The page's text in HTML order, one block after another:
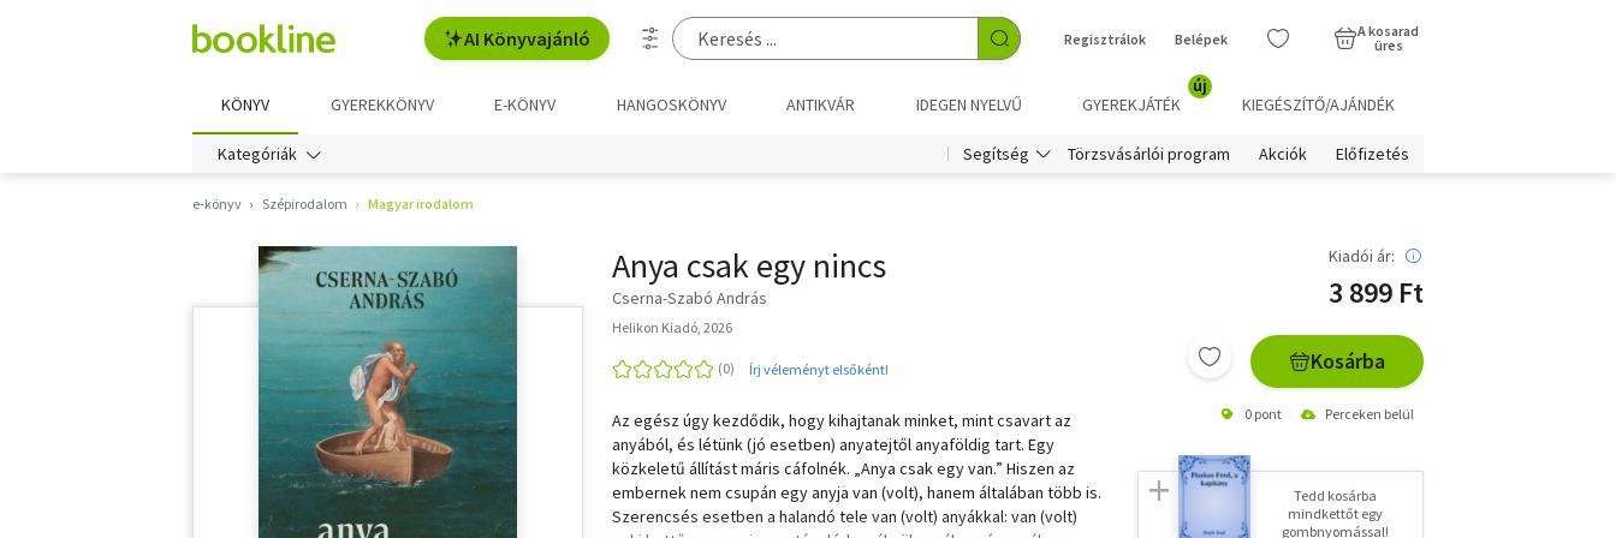
AI Könyvajánló Regisztrálok Belépek
A kosarad
üres
KÖNYV GYEREKKÖNYV E-KÖNYV HANGOSKÖNYV ANTIKVÁR IDEGEN NYELVŰ GYEREKJÁTÉK
új
KIEGÉSZÍTŐ/AJÁNDÉK
Kategóriák Segítség Törzsvásárlói program Akciók Előfizetés
e-könyv Szépirodalom Magyar irodalom
Anya csak egy nincs
Cserna-Szabó András
Helikon Kiadó, 2026
Írj véleményt elsőként!
Az egész úgy kezdődik, hogy kihajtanak minket, mint csavart az
anyából, és létünk (jó esetben) anyatejtől anyaföldig tart. Egy
közkeletű állítást máris cáfolnék. „Anya csak egy van.” Hiszen az
embernek nem csupán egy anyja van (volt), hanem általában több is.
Szerencsés esetben a halandó tele van (volt) anyákkal: van (volt)
Kiadói ár:
3 899 Ft
Kosárba
0 pont Perceken belül
Tedd kosárba
mindkettőt egy
gombnyomással!